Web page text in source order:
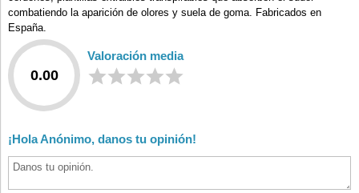
combatiendo la aparición de olores y suela de goma. Fabricados en
España.
0.00
Valoración media
¡Hola Anónimo, danos tu opinión!